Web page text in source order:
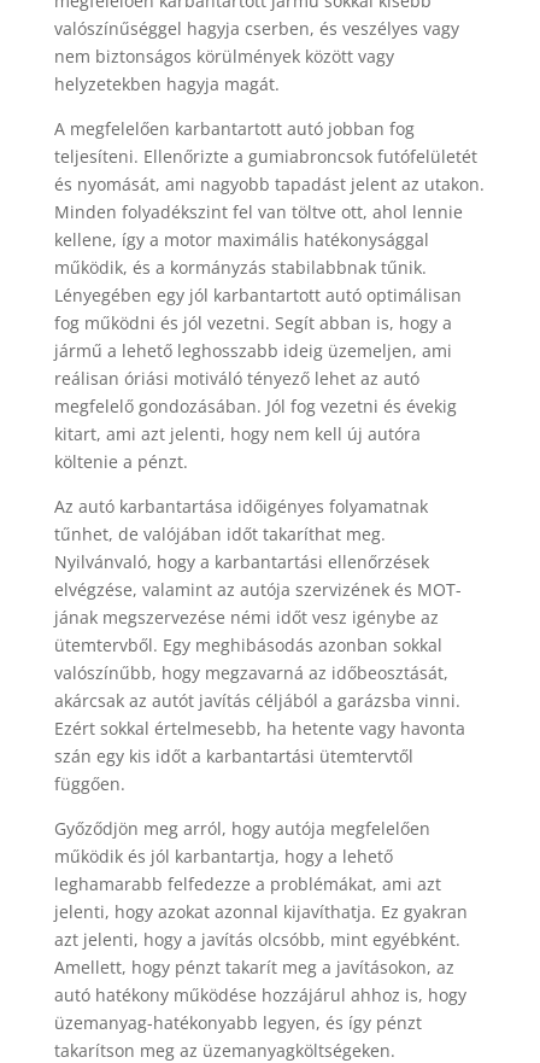
valószínűséggel hagyja cserben, és veszélyes vagy
nem biztonságos körülmények között vagy
helyzetekben hagyja magát.
A megfelelően karbantartott autó jobban fog
teljesíteni. Ellenőrizte a gumiabroncsok futófelületét
és nyomását, ami nagyobb tapadást jelent az utakon.
Minden folyadékszint fel van töltve ott, ahol lennie
kellene, így a motor maximális hatékonysággal
működik, és a kormányzás stabilabbnak tűnik.
Lényegében egy jól karbantartott autó optimálisan
fog működni és jól vezetni. Segít abban is, hogy a
jármű a lehető leghosszabb ideig üzemeljen, ami
reálisan óriási motiváló tényező lehet az autó
megfelelő gondozásában. Jól fog vezetni és évekig
kitart, ami azt jelenti, hogy nem kell új autóra
költenie a pénzt.
Az autó karbantartása időigényes folyamatnak
tűnhet, de valójában időt takaríthat meg.
Nyilvánvaló, hogy a karbantartási ellenőrzések
elvégzése, valamint az autója szervizének és MOT-
jának megszervezése némi időt vesz igénybe az
ütemtervből. Egy meghibásodás azonban sokkal
valószínűbb, hogy megzavarná az időbeosztását,
akárcsak az autót javítás céljából a garázsba vinni.
Ezért sokkal értelmesebb, ha hetente vagy havonta
szán egy kis időt a karbantartási ütemtervtől
függően.
Győződjön meg arról, hogy autója megfelelően
működik és jól karbantartja, hogy a lehető
leghamarabb felfedezze a problémákat, ami azt
jelenti, hogy azokat azonnal kijavíthatja. Ez gyakran
azt jelenti, hogy a javítás olcsóbb, mint egyébként.
Amellett, hogy pénzt takarít meg a javításokon, az
autó hatékony működése hozzájárul ahhoz is, hogy
üzemanyag-hatékonyabb legyen, és így pénzt
takarítson meg az üzemanyagköltségeken.